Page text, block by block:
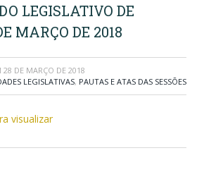
LEGISLATIVO DE
MARÇO DE 2018
28 DE MARÇO DE 2018
LEGISLATIVAS, PAUTAS E ATAS DAS SESSÕES
visualizar